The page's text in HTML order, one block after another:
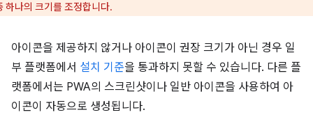
하나의 크기를 조정합니다.
아이콘을 제공하지 않거나 아이콘이 권장 크기가 아닌 경우 일
부 플랫폼에서 설치 기준을 통과하지 못할 수 있습니다. 다른 플
랫폼에서는 PWA의 스크린샷이나 일반 아이콘을 사용하여 아
이콘이 자동으로 생성됩니다.